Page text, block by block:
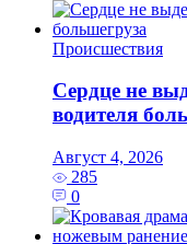
Происшествия
Сердце не
водителя
Август 4, 2026
285
0